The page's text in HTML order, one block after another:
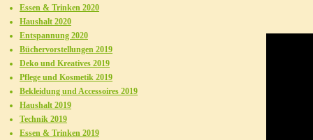
Essen & Trinken 2020
Haushalt 2020
Entspannung 2020
Büchervorstellungen 2019
Deko und Kreatives 2019
Pflege und Kosmetik 2019
Bekleidung und Accessoires 2019
Haushalt 2019
Technik 2019
Essen & Trinken 2019